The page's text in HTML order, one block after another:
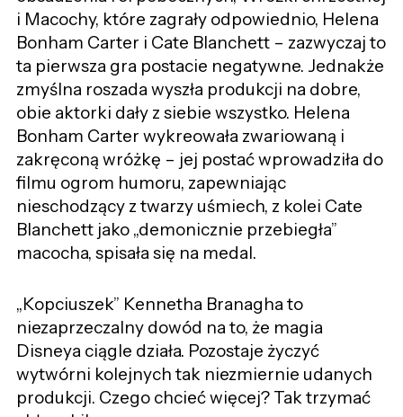
i Macochy, które zagrały odpowiednio, Helena
Bonham Carter i Cate Blanchett – zazwyczaj to
ta pierwsza gra postacie negatywne. Jednakże
zmyślna roszada wyszła produkcji na dobre,
obie aktorki dały z siebie wszystko. Helena
Bonham Carter wykreowała zwariowaną i
zakręconą wróżkę – jej postać wprowadziła do
filmu ogrom humoru, zapewniając
nieschodzący z twarzy uśmiech, z kolei Cate
Blanchett jako „demonicznie przebiegła”
macocha, spisała się na medal.
„Kopciuszek” Kennetha Branagha to
niezaprzeczalny dowód na to, że magia
Disneya ciągle działa. Pozostaje życzyć
wytwórni kolejnych tak niezmiernie udanych
produkcji. Czego chcieć więcej? Tak trzymać